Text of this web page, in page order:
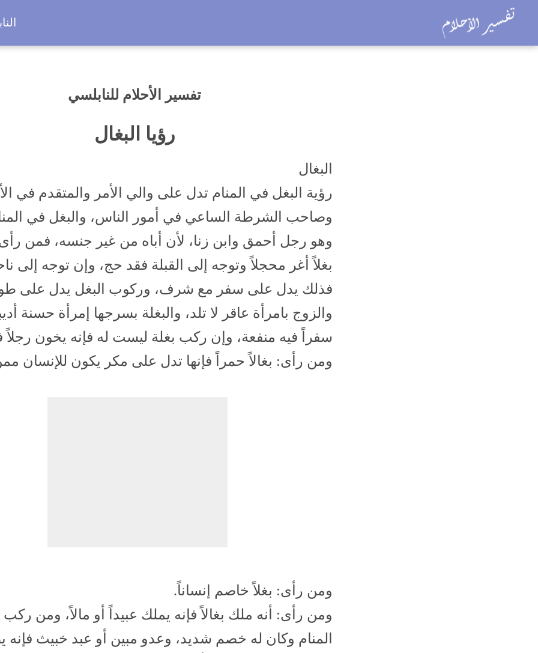
تفسير الأحلام للنابلسي
رؤيا البغال
البغال
رؤية البغل في المنام تدل على والي الأمر والمتقدم في
وصاحب الشرطة الساعي في أمور الناس، والبغل في
وهو رجل أحمق وابن زنا، لأن أباه من غير جنسه، فمن
بغلاً أغر محجلاً وتوجه إلى القبلة فقد حج، وإن توجه إلى
فذلك يدل على سفر مع شرف، وركوب البغل يدل على
والزوج بامرأة عاقر لا تلد، والبغلة بسرجها إمرأة حسنة
سفراً فيه منفعة، وإن ركب بغلة ليست له فإنه يخون رجلاً
ومن رأى: بغالاً حمراً فإنها تدل على مكر يكون للإنسان
ومن رأى: بغلاً خاصم إنساناً.
ومن رأى: أنه ملك بغالاً فإنه يملك عبيداً أو مالاً، ومن
المنام وكان له خصم شديد، وعدو مبين أو عبد خبيث فإنه